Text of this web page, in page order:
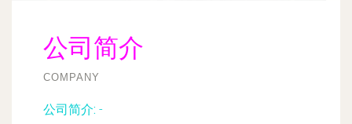
公司简介
COMPANY
公司简介: -